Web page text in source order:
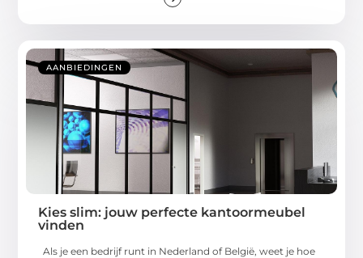
AANBIEDINGEN
Kies slim: jouw perfecte kantoormeubel
vinden
Als je een bedrijf runt in Nederland of België, weet je hoe